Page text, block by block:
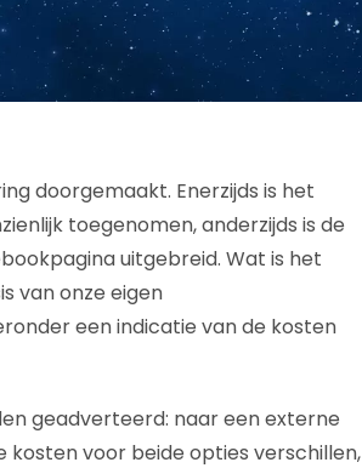
doorgemaakt. Enerzijds is het
toegenomen, anderzijds is de
uitgebreid. Wat is het
van onze eigen
een indicatie van de kosten
geadverteerd: naar een externe
kosten voor beide opties verschillen,